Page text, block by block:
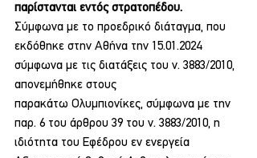
παρίστανται εντός στρατοπέδου.
Σύμφωνα με το προεδρικό διάταγμα, που
εκδόθηκε στην Αθήνα την 15.01.2024
σύμφωνα με τις διατάξεις του ν. 3883/2010,
απονεμήθηκε στους
παρακάτω Ολυμπιονίκες, σύμφωνα με την
παρ. 6 του άρθρου 39 του ν. 3883/2010, η
ιδιότητα του Εφέδρου εν ενεργεία